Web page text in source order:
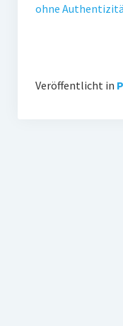
ohne
Veröffentlicht in